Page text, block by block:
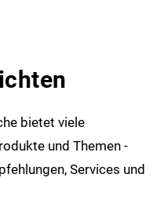
bietet viele
und Themen -
Services und